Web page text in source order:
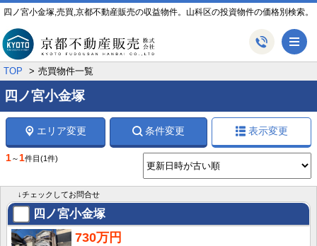
四ノ宮小金塚,売買,京都不動産販売の収益物件。山科区の投資物件の価格別検索。
TOP 売買物件一覧
四ノ宮小金塚
エリア変更 条件変更 表示変更
1～1件目 (1件)
↓チェックしてお問合せ
四ノ宮小金塚
730万円